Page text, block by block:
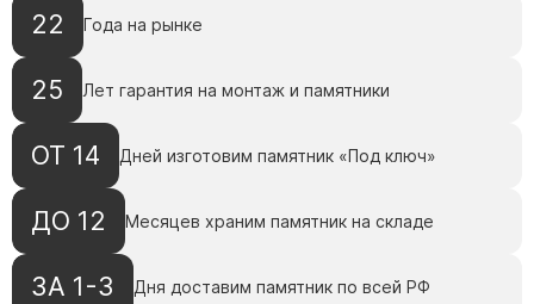
Памятники современные
Памятники со свечей
Памятники с лебедями
Хачкары
22 Года на рынке
25 Лет гарантия на монтаж и памятники
ОТ 14 Дней изготовим памятник «Под ключ»
ДО 12 Месяцев храним памятник на складе
ЗА 1-3 Дня доставим памятник по всей РФ